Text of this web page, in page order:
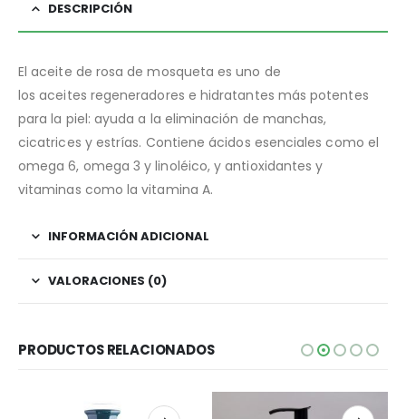
DESCRIPCIÓN
El aceite de rosa de mosqueta es uno de
los aceites regeneradores e hidratantes más potentes
para la piel: ayuda a la eliminación de manchas,
cicatrices y estrías. Contiene ácidos esenciales como el
omega 6, omega 3 y linoléico, y antioxidantes y
vitaminas como la vitamina A.
INFORMACIÓN ADICIONAL
VALORACIONES (0)
PRODUCTOS RELACIONADOS